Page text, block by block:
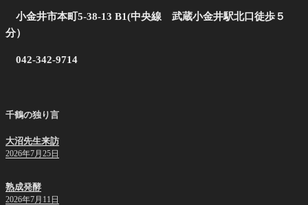
小金井市本町5-38-13 B1(中央線 武蔵小金井駅北口徒歩５
分）
042-342-9714
千鶴の独り言
大沼先生来訪
2026年7月25日
熟成発酵
2026年7月11日